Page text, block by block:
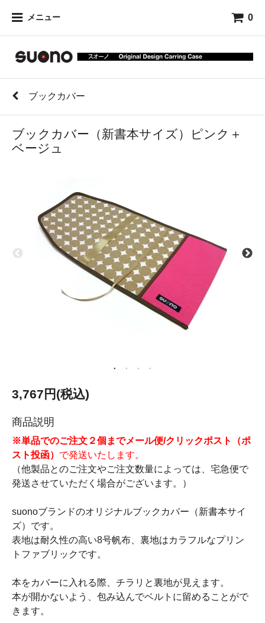
メニュー 0
ブックカバー
ブックカバー（新書本サイズ）ピンク＋
ベージュ
3,767円(税込)
商品説明
※単品でのご注文２個までメール便/クリックポスト（ポ
スト投函） で発送いたします。
（他製品とのご注文やご注文数量によっては、宅急便で
発送させていただく場合がございます。）
suonoブランドのオリジナルブックカバー（新書本サイ
ズ）です。
表地は耐久性の高い8号帆布、裏地はカラフルなプリン
トファブリックです。
本をカバーに入れる際、チラリと裏地が見えます。
本が開かないよう、包み込んでベルトに留めることがで
きます。